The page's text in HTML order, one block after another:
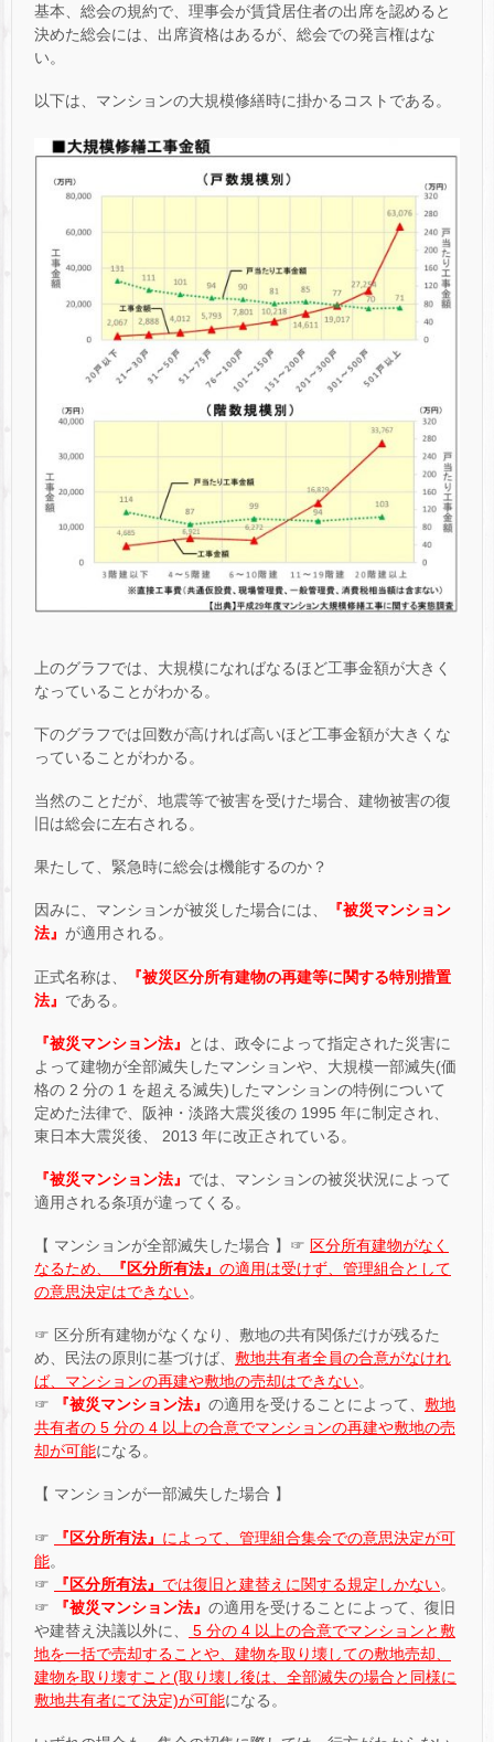
基本、総会の規約で、理事会が賃貸居住者の出席を認めると
決めた総会には、出席資格はあるが、総会での発言権はな
い。
以下は、マンションの大規模修繕時に掛かるコストである。
上のグラフでは、大規模になればなるほど工事金額が大きく
なっていることがわかる。
下のグラフでは回数が高ければ高いほど工事金額が大きくな
っていることがわかる。
当然のことだが、地震等で被害を受けた場合、建物被害の復
旧は総会に左右される。
果たして、緊急時に総会は機能するのか？
因みに、マンションが被災した場合には、
『被災マンション
法』 が適用される。
正式名称は、
『被災区分所有建物の再建等に関する特別措置
法』 である。
『被災マンション法』
とは、政令によって指定された災害に
よって建物が全部滅失したマンションや、大規模一部滅失(価
格の 2 分の 1 を超える滅失)したマンションの特例について
定めた法律で、阪神・淡路大震災後の 1995 年に制定され、
東日本大震災後、 2013 年に改正されている。
『被災マンション法』 では、マンションの被災状況によって
適用される条項が違ってくる。
【 マンションが全部滅失した場合 】☞ 区分所有建物がなく
なるため、
『区分所有法』 の適用は受けず、管理組合として
の意思決定はできない。
☞ 区分所有建物がなくなり、敷地の共有関係だけが残るた
め、民法の原則に基づけば、 敷地共有者全員の合意がなけれ
ば、マンションの再建や敷地の売却はできない。
☞
『被災マンション法』 の適用を受けることによって、 敷地
共有者の 5 分の 4 以上の合意でマンションの再建や敷地の売
却が可能になる。
【 マンションが一部滅失した場合 】
☞ 『区分所有法』 によって、管理組合集会での意思決定が可
能。
☞
『区分所有法』 では復旧と建替えに関する規定しかない。
☞
『被災マンション法』 の適用を受けることによって、復旧
や建替え決議以外に、
5 分の 4 以上の合意でマンションと敷
地を一括で売却することや、建物を取り壊しての敷地売却、
建物を取り壊すこと(取り壊し後は、全部滅失の場合と同様に
敷地共有者にて決定)が可能になる。